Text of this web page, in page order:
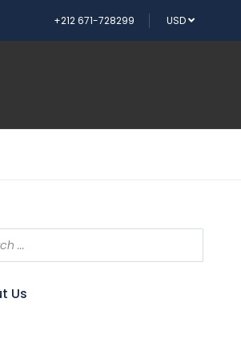
+212 671-728299 USD
Us